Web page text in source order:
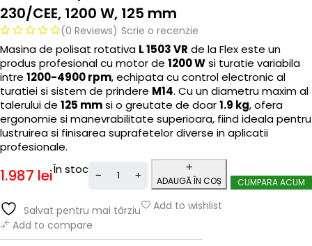
230/CEE, 1200 W, 125 mm
(0 Reviews) Scrie o recenzie
Masina de polisat rotativa L 1503 VR de la Flex este un
produs profesional cu motor de 1200 Wsi turatie variabila
intre 1200-4900 rpm, echipata cu control electronic al
turatiei si sistem de prindere M14. Cu un diametru maxim al
talerului de 125 mmsi o greutate de doar1.9 kg, ofera
ergonomie si manevrabilitate superioara, fiind ideala pentru
lustruirea si finisarea suprafetelor diverse in aplicatii
profesionale.
1.987 leiÎn stoc
ADAUGĂ ÎN COȘ CUMPARA ACUM
Salvat pentru mai târziu
Add to wishlist
Add to compare